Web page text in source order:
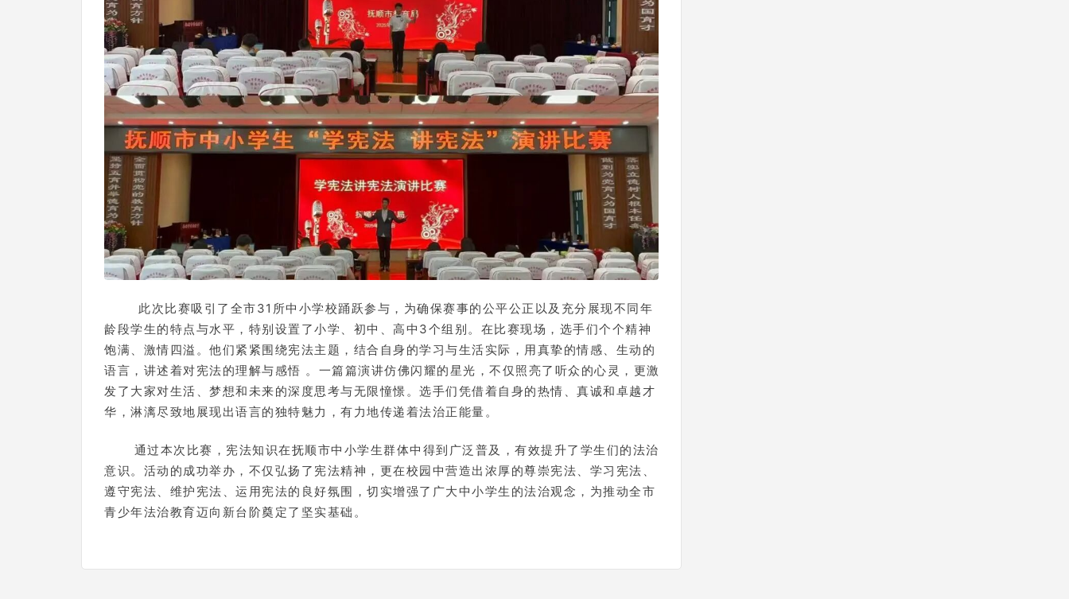
此次比赛吸引了全市31所中小学校踊跃参与，为确保赛事的公平公正以及充分展现不同年
龄段学生的特点与水平，特别设置了小学、初中、高中3个组别。在比赛现场，选手们个个精神
饱满、激情四溢。他们紧紧围绕宪法主题，结合自身的学习与生活实际，用真挚的情感、生动的
语言，讲述着对宪法的理解与感悟 。一篇篇演讲仿佛闪耀的星光，不仅照亮了听众的心灵，更激
发了大家对生活、梦想和未来的深度思考与无限憧憬。选手们凭借着自身的热情、真诚和卓越才
华，淋漓尽致地展现出语言的独特魅力，有力地传递着法治正能量。
通过本次比赛，宪法知识在抚顺市中小学生群体中得到广泛普及，有效提升了学生们的法治
意识。活动的成功举办，不仅弘扬了宪法精神，更在校园中营造出浓厚的尊崇宪法、学习宪法、
遵守宪法、维护宪法、运用宪法的良好氛围，切实增强了广大中小学生的法治观念，为推动全市
青少年法治教育迈向新台阶奠定了坚实基础。